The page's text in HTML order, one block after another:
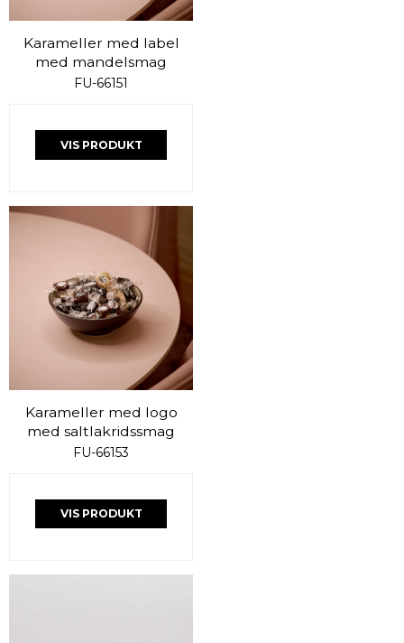
Karameller med label
med mandelsmag
FU-66151
VIS PRODUKT
Karameller med logo
med saltlakridssmag
FU-66153
VIS PRODUKT